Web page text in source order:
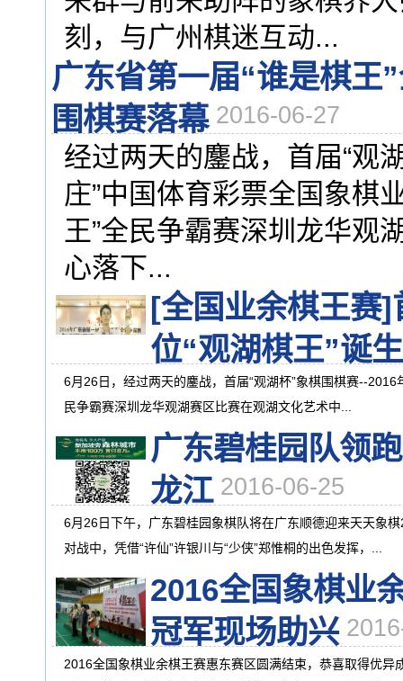
刻，与广州棋迷互动...
广东省第一届“谁是棋王
围棋赛落幕 2016-06-27
经过两天的鏖战，首届“观
庄”中国体育彩票全国象棋
王”全民争霸赛深圳龙华观
心落下...
[全国业余棋王赛]
位“观湖棋王”诞生
6月26日，经过两天的鏖战，首届“观湖杯”象棋围棋赛--
民争霸赛深圳龙华观湖赛区比赛在观湖文化艺术中...
广东碧桂园队领
龙江 2016-06-25
6月26日下午，广东碧桂园象棋队将在广东顺德迎来天天象
对战中，凭借“许仙”许银川与“少侠”郑惟桐的出色发挥，...
2016全国象棋业
冠军现场助兴
2016全国象棋业余棋王赛惠东赛区圆满结束，恭喜取得优